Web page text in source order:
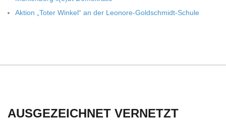
LAktion „Toter Win­kel“ an der Leonore-Goldschmidt-Schule
AUSGEZEICHNET VERNETZT